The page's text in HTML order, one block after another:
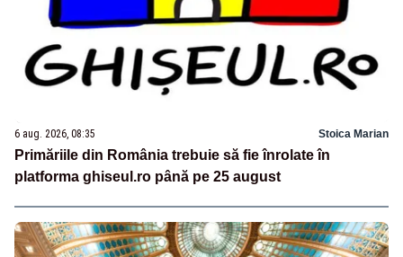
6 aug. 2026, 08:35 Stoica Marian
Primăriile din România trebuie să fie înrolate în
platforma ghiseul.ro până pe 25 august